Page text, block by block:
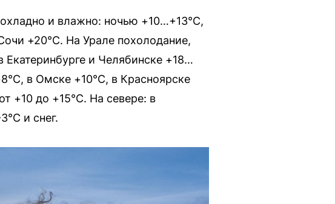
и влажно: ночью +10…+13°C,
+20°C. На Урале похолодание,
и Челябинске +18…
в Омске +10°C, в Красноярске
+10 до +15°C. На севере: в
и снег.